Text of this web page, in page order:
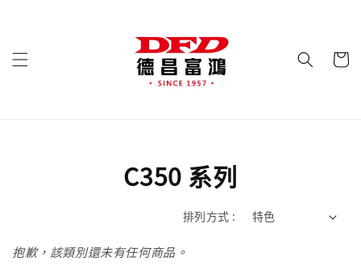
C350 系列
排列方式 :
抱歉，該類別還未有任何商品。